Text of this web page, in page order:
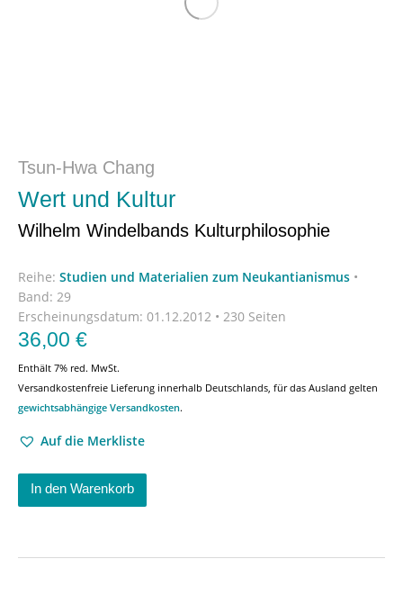
Tsun-Hwa Chang
Wert und Kultur
Wilhelm Windelbands Kulturphilosophie
Reihe: Studien und Materialien zum Neukantianismus •
Band: 29
Erscheinungsdatum: 01.12.2012 • 230 Seiten
36,00 €
Enthält 7% red. MwSt.
Versandkostenfreie Lieferung innerhalb Deutschlands, für das Ausland gelten
gewichtsabhängige Versandkosten.
Auf die Merkliste
In den Warenkorb